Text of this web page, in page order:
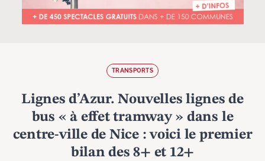
TRANSPORTS
Lignes d’Azur. Nouvelles lignes de
bus « à effet tramway » dans le
centre-ville de Nice : voici le premier
bilan des 8+ et 12+